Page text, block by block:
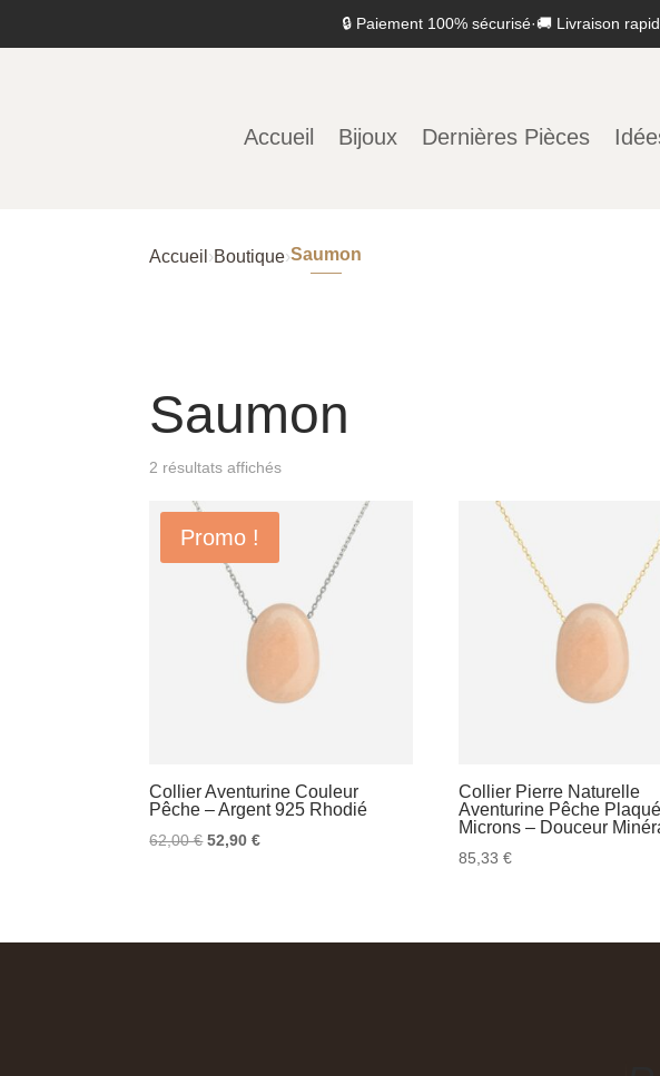
🔒 Paiement 100% sécurisé·🚚 Livraison
Accueil Bijoux Dernières Pièces
Accueil ›Boutique›Saumon
Saumon
2 résultats affichés
Promo !
Collier Aventurine Couleur
Pêche – Argent 925 Rhodié
62,00€ Le
62,00 €.
52,90€Le
52,90 €.
Collier Pierre Naturelle
Aventurine Pêche
Microns – Douceur
85,33€